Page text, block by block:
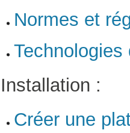
Normes et
Installation :
Créer une